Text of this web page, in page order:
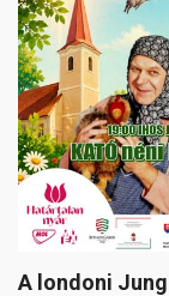
A londoni